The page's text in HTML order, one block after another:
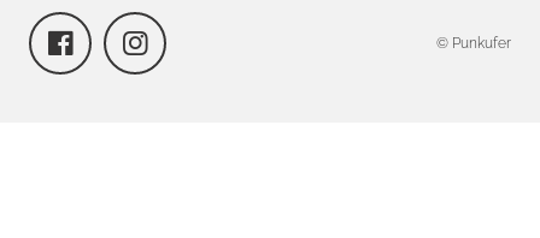
© Punkufer